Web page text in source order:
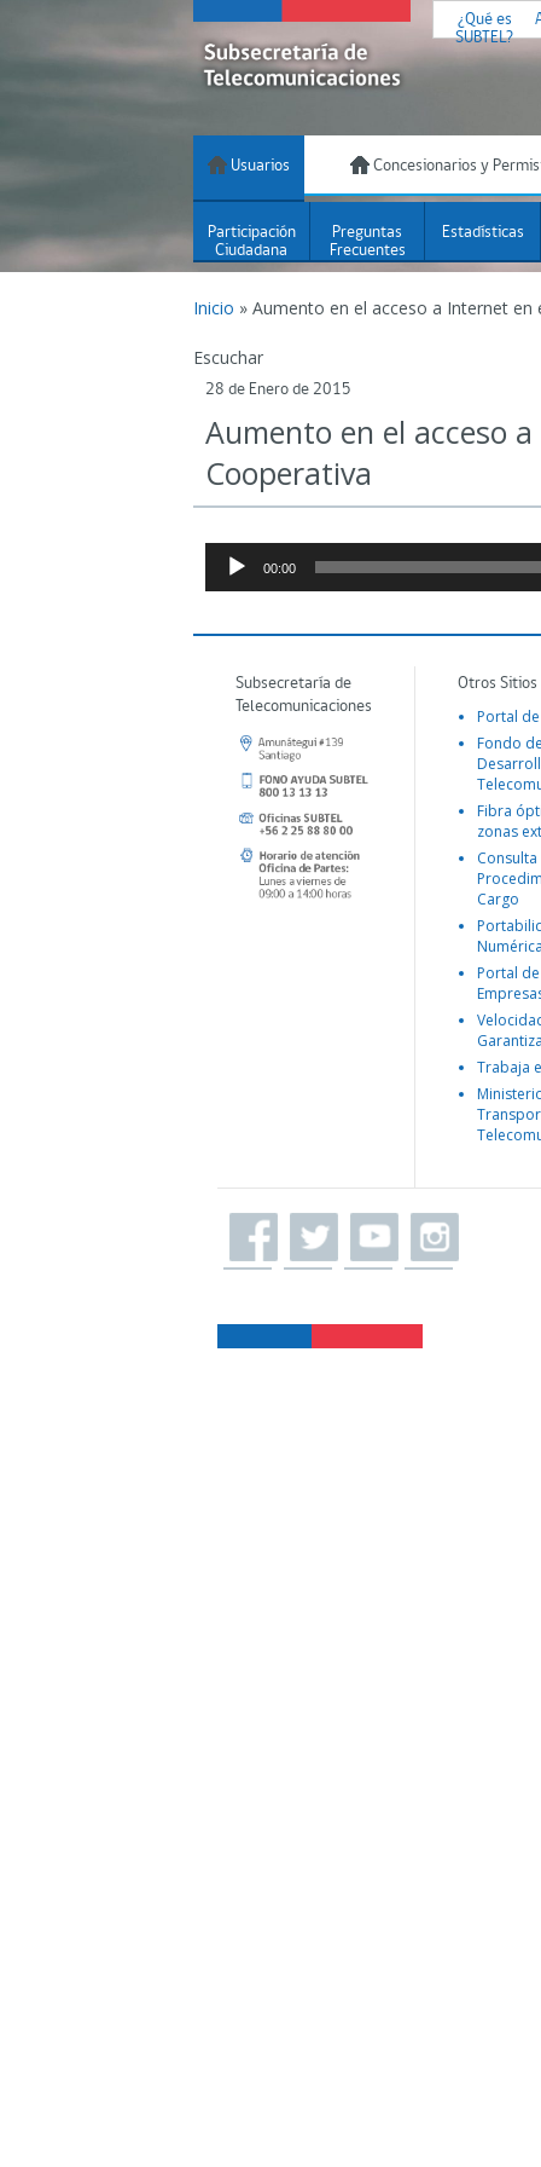
¿Qué es
SUBTEL?
Usuarios Concesionarios y
Participación
Ciudadana
Preguntas
Frecuentes
Estadísticas
Inicio » Aumento en el acceso a Internet en
Escuchar
28 de Enero de 2015
Aumento en el acceso
Cooperativa
Reproductor
Audio
00:00
Subsecretaría de
Telecomunicaciones
Otros
Portal
Fondo
Fibra
zonas
Consulta
Cargo
Portal
Trabaja